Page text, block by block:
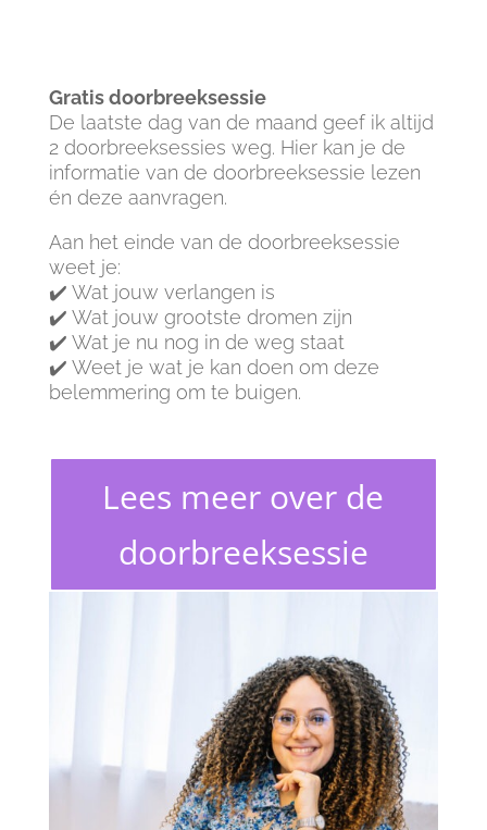
Gratis doorbreeksessie
De laatste dag van de maand geef ik altijd
2 doorbreeksessies weg. Hier kan je de
informatie van de doorbreeksessie lezen
én deze aanvragen.
Aan het einde van de doorbreeksessie
weet je:
✔️ Wat jouw verlangen is
✔️ Wat jouw grootste dromen zijn
✔️ Wat je nu nog in de weg staat
✔️ Weet je wat je kan doen om deze
belemmering om te buigen.
Lees meer over de
doorbreeksessie